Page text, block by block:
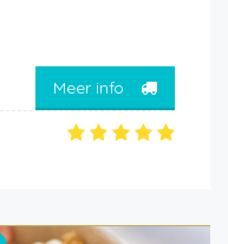
Meer info